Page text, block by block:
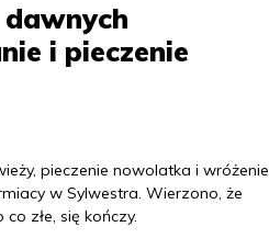
i pieczenie
pieczenie nowolatka i wróżenie
w Sylwestra. Wierzono, że
złe, się kończy.